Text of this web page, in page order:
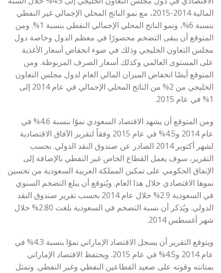
المالية 2014-2015، مع نمو الناتج المحلي الإجمالي غير النفطي
بنسبة 6%، ونمو الناتج المحلي الإجمالي النفطي بنسبة 1%. ومن
المتوقع أن يبقى التضخم محصورًا في معظم الدول وخاصة دول
مجلس التعاون الخليجي وذلك في ضوء انخفاض أسعار الأغذية
على المستوى العالمي وكذلك أسعار الصرف المربوطة. ومن
المتوقع أيضًا انخفاض الميزان المالي العام لدول مجلس التعاون
الخليجي من 2% من الناتج المحلي الإجمالي في عام 2014 إلى
1% في عام 2015.
ومن المتوقع أن يشهد الاقتصاد السعودي نموًا بنسبة 4.6% في
عام 2014 و4.5% في عام 2015 وفقاً لتقرير الآفاق الاقتصادية
لشهر أكتوبر 2014 الصادر عن صندوق النقد الدولي. بحسب
التقرير، سوف يعمل القطاع الخاص غير النفطي بالإضافة إلى
الإنفاق الحكومي على تمكين المملكة العربية السعودية من تحسين
نموها الاقتصادي خلال هذا العام. ويُتوقع أن يبلغ التضخم السنوي
في السعودية 2.9% خلال عام 2014 بحسب تقرير صندوق النقد
الدولي. ويُذكر أن نسبة التضخم في السعودية بلغت 2.80% خلال
شهر أغسطس 2014.
ويتوقع التقرير أن يسجل الاقتصاد الإماراتي نموًا بنسبة 4.3% في
عام 2014 و4.5% في عام 2015. ويحتفظ الاقتصاد الإماراتي
بمتانته وقوته على صعيد القطاعين النفطي وغير النفطي. وتمثل